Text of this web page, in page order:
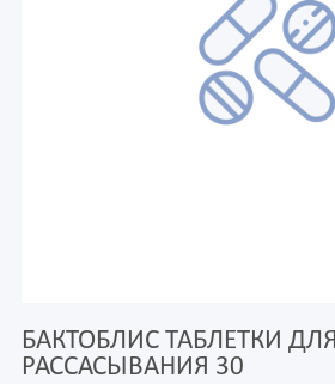
БАКТОБЛИС ТАБЛЕТКИ ДЛЯ
РАССАСЫВАНИЯ 30